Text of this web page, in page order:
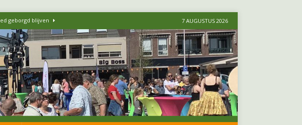
geborgd blijven
schaf het
Sociaal Domein
7 AUGUSTUS 2026